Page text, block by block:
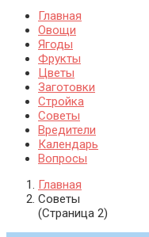
Главная
Овощи
Ягоды
Фрукты
Цветы
Заготовки
Стройка
Советы
Вредители
Календарь
Вопросы
Главная
Советы
(Страница 2)